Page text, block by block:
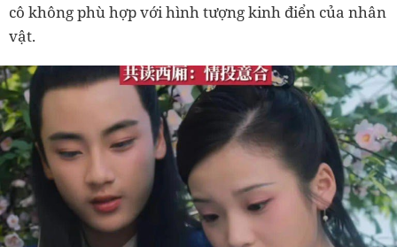
cô không phù hợp với hình tượng kinh điển của nhân
vật.